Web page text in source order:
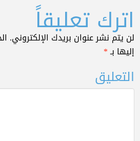
اترك تعليقاً
لن يتم نشر عنوان بريدك الإلكتروني.
إليها بـ*
التعليق